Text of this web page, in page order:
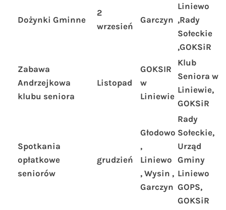
Dożynki Gminne
2
wrzesień
Garczyn
Liniewo
,Rady
Sołeckie
,GOKSiR
Zabawa
Andrzejkowa
klubu seniora
Listopad
GOKSIR
w
Liniewie
Klub
Seniora w
Liniewie,
GOKSiR
Spotkania
opłatkowe
seniorów
grudzień
Głodowo
,
Liniewo
, Wysin ,
Garczyn
Rady
Sołeckie,
Urząd
Gminy
Liniewo
GOPS,
GOKSiR